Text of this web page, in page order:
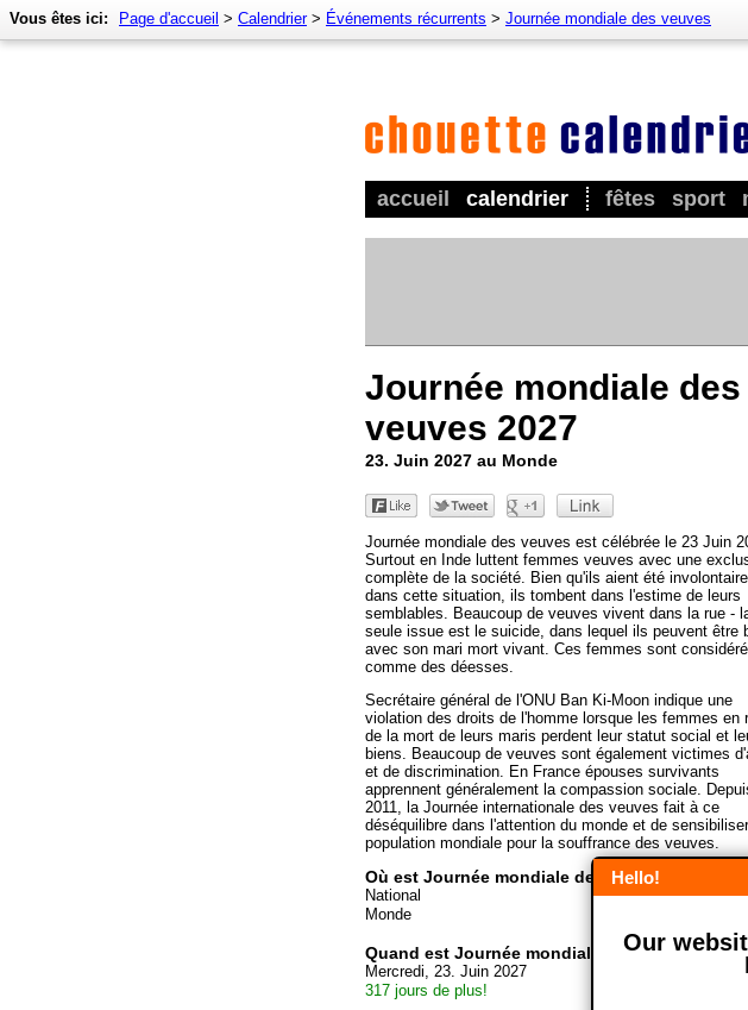
accueil calendrier fêtes sport
Vous êtes ici: Page d'accueil > Calendrier> Événements récurrents > Journée mondiale des veuves
Journée mondiale des
veuves 2027
23. Juin 2027 au Monde
Journée mondiale des veuves est célébrée le 23 Juin
Surtout en Inde luttent femmes veuves avec une
complète de la société. Bien qu'ils aient été
dans cette situation, ils tombent dans l'estime de leurs
semblables. Beaucoup de veuves vivent dans la rue -
seule issue est le suicide, dans lequel ils peuvent être
avec son mari mort vivant. Ces femmes sont
comme des déesses.
Secrétaire général de l'ONU Ban Ki-Moon indique une
violation des droits de l'homme lorsque les femmes en
de la mort de leurs maris perdent leur statut social et
biens. Beaucoup de veuves sont également victimes
et de discrimination. En France épouses survivants
apprennent généralement la compassion sociale.
2011, la Journée internationale des veuves fait à ce
déséquilibre dans l'attention du monde et de
population mondiale pour la souffrance des veuves.
Où est Journée mondiale des veuves?
National
Monde
Quand est Journée mondiale des veuves?
Mercredi, 23. Juin 2027
317 jours de plus!
Hello!
Our